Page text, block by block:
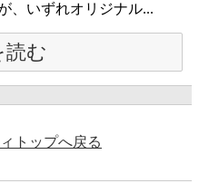
、いずれオリジナル...
読む
トップへ戻る